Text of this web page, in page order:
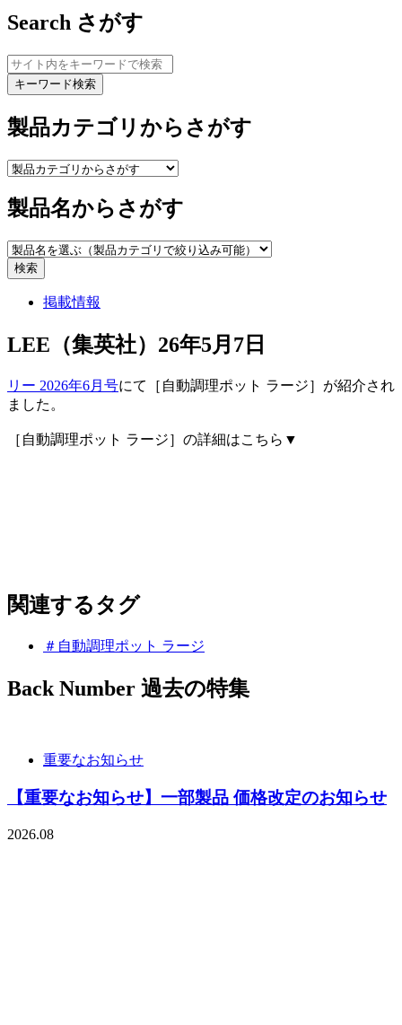
Search さがす
キーワード検索
製品カテゴリからさがす
製品名からさがす
検索
掲載情報
LEE（集英社）26年5月7日
リー 2026年6月号にて ［自動調理ポット ラージ］が紹介され
ました。
［ 自動調理ポット ラージ］ の詳細はこちら▼
関連するタグ
＃自動調理ポット ラージ
Back Number 過去の特集
重要なお知らせ
【重要なお知らせ】一部製品 価格改定のお知らせ
2026.08